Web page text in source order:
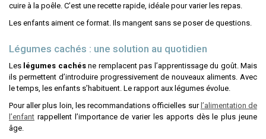
cuire à la poêle. C’est une recette rapide, idéale pour varier les repas.
Les enfants aiment ce format. Ils mangent sans se poser de questions.
Légumes cachés : une solution au quotidien
Les légumes cachésne remplacent pas l’apprentissage du goût. Mais
ils permettent d’introduire progressivement de nouveaux aliments. Avec
le temps, les enfants s’habituent. Le rapport aux légumes évolue.
Pour aller plus loin, les recommandations officielles sur l’alimentation de
l’enfant rappellent l’importance de varier les apports dès le plus jeune
âge.